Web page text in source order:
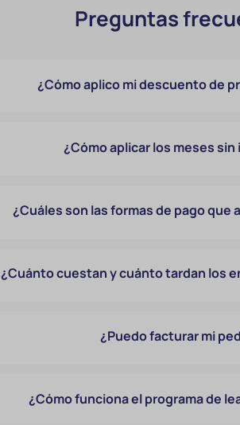
Preguntas
¿Cómo aplico mi descuento de
¿Cómo aplicar los meses
¿Cuáles son las formas de pago que
¿Cuánto cuestan y cuánto tardan los
¿Puedo facturar mi
¿Cómo funciona el programa de